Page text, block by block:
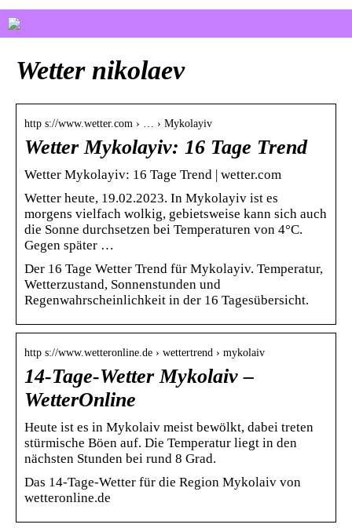
Wetter nikolaev
http s://www.wetter.com › … › Mykolayiv
Wetter Mykolayiv: 16 Tage Trend
Wetter Mykolayiv: 16 Tage Trend | wetter.com
Wetter heute, 19.02.2023. In Mykolayiv ist es
morgens vielfach wolkig, gebietsweise kann sich auch
die Sonne durchsetzen bei Temperaturen von 4°C.
Gegen später …
Der 16 Tage Wetter Trend für Mykolayiv. Temperatur,
Wetterzustand, Sonnenstunden und
Regenwahrscheinlichkeit in der 16 Tagesübersicht.
http s://www.wetteronline.de › wettertrend › mykolaiv
14-Tage-Wetter Mykolaiv –
WetterOnline
Heute ist es in Mykolaiv meist bewölkt, dabei treten
stürmische Böen auf. Die Temperatur liegt in den
nächsten Stunden bei rund 8 Grad.
Das 14-Tage-Wetter für die Region Mykolaiv von
wetteronline.de